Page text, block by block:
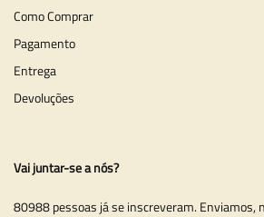
Como Comprar
Pagamento
Entrega
Devoluções
Vai juntar-se a nós?
80988 pessoas já se inscreveram. Enviamos,